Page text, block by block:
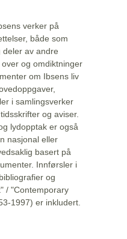
verker på
både som
deler av andre
og omdiktninger
om Ibsens liv
i samlingsverker
og aviser.
lydopptak er også
nasjonal eller
basert på
Innførsler i
og
/ "Contemporary
1997) er inkludert.